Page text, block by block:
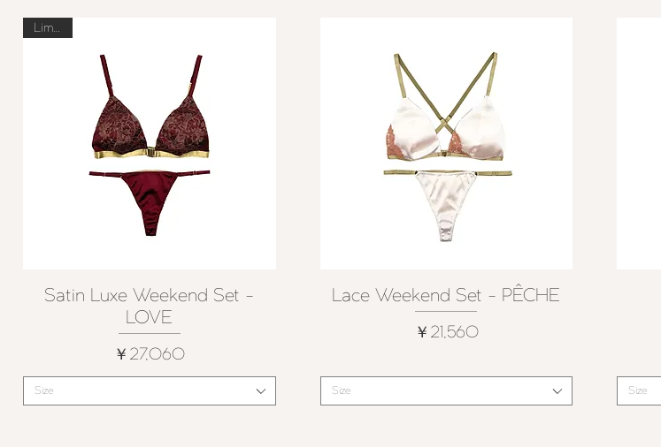
クイックビュー
Limited
Satin Luxe Weekend Set -
LOVE
価格
￥27,060
Size
クイックビュー
Lace Weekend Set - PÊCHE
価格
￥21,560
Size Size